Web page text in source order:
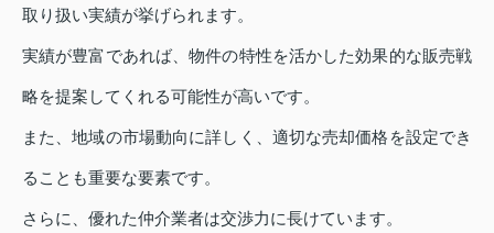
取り扱い実績が挙げられます。
実績が豊富であれば、物件の特性を活かした効果的な販売戦
略を提案してくれる可能性が高いです。
また、地域の市場動向に詳しく、適切な売却価格を設定でき
ることも重要な要素です。
さらに、優れた仲介業者は交渉力に長けています。